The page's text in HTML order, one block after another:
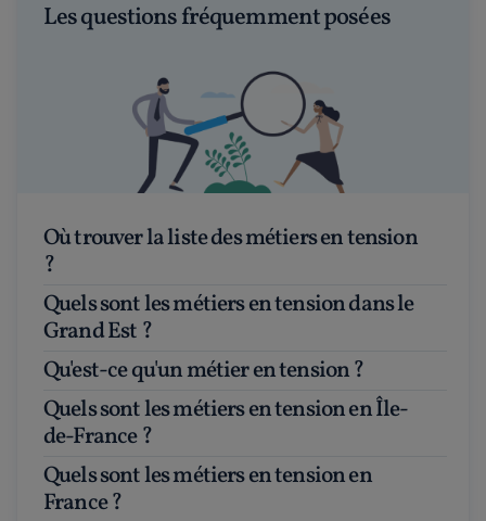
Les questions fréquemment posées
Où trouver la liste des métiers en tension
?
Quels sont les métiers en tension dans le
Grand Est ?
Qu'est-ce qu'un métier en tension ?
Quels sont les métiers en tension en Île-
de-France ?
Quels sont les métiers en tension en
France ?